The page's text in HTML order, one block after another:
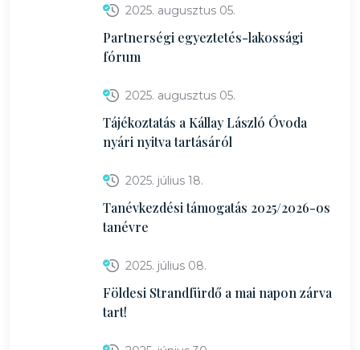
2025. augusztus 05.
Partnerségi egyeztetés-lakossági
fórum
2025. augusztus 05.
Tájékoztatás a Kállay László Óvoda
nyári nyitva tartásáról
2025. július 18.
Tanévkezdési támogatás 2025/2026-os
tanévre
2025. július 08.
Földesi Strandfürdő a mai napon zárva
tart!